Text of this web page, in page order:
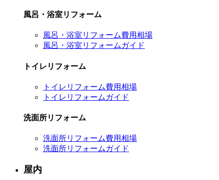
風呂・浴室リフォーム
風呂・浴室リフォーム費用相場
風呂・浴室リフォームガイド
トイレリフォーム
トイレリフォーム費用相場
トイレリフォームガイド
洗面所リフォーム
洗面所リフォーム費用相場
洗面所リフォームガイド
屋内